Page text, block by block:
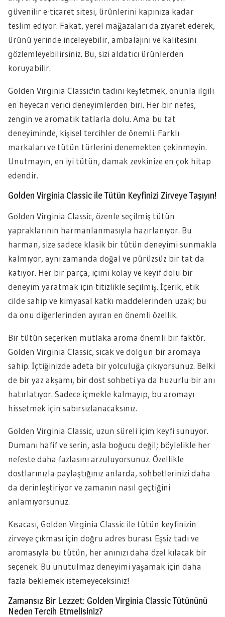
güvenilir e-ticaret sitesi, ürünlerini kapınıza kadar
teslim ediyor. Fakat, yerel mağazaları da ziyaret ederek,
ürünü yerinde inceleyebilir, ambalajını ve kalitesini
gözlemleyebilirsiniz. Bu, sizi aldatıcı ürünlerden
koruyabilir.
Golden Virginia Classic'in tadını keşfetmek, onunla ilgili
en heyecan verici deneyimlerden biri. Her bir nefes,
zengin ve aromatik tatlarla dolu. Ama bu tat
deneyiminde, kişisel tercihler de önemli. Farklı
markaları ve tütün türlerini denemekten çekinmeyin.
Unutmayın, en iyi tütün, damak zevkinize en çok hitap
edendir.
Golden Virginia Classic ile Tütün Keyfinizi Zirveye Taşıyın!
Golden Virginia Classic, özenle seçilmiş tütün
yapraklarının harmanlanmasıyla hazırlanıyor. Bu
harman, size sadece klasik bir tütün deneyimi sunmakla
kalmıyor, aynı zamanda doğal ve pürüzsüz bir tat da
katıyor. Her bir parça, içimi kolay ve keyif dolu bir
deneyim yaratmak için titizlikle seçilmiş. İçerik, etik
cilde sahip ve kimyasal katkı maddelerinden uzak; bu
da onu diğerlerinden ayıran en önemli özellik.
Bir tütün seçerken mutlaka aroma önemli bir faktör.
Golden Virginia Classic, sıcak ve dolgun bir aromaya
sahip. İçtiğinizde adeta bir yolculuğa çıkıyorsunuz. Belki
de bir yaz akşamı, bir dost sohbeti ya da huzurlu bir anı
hatırlatıyor. Sadece içmekle kalmayıp, bu aromayı
hissetmek için sabırsızlanacaksınız.
Golden Virginia Classic, uzun süreli içim keyfi sunuyor.
Dumanı hafif ve serin, asla boğucu değil; böylelikle her
nefeste daha fazlasını arzuluyorsunuz. Özellikle
dostlarınızla paylaştığınız anlarda, sohbetlerinizi daha
da derinleştiriyor ve zamanın nasıl geçtiğini
anlamıyorsunuz.
Kısacası, Golden Virginia Classic ile tütün keyfinizin
zirveye çıkması için doğru adres burası. Eşsiz tadı ve
aromasıyla bu tütün, her anınızı daha özel kılacak bir
seçenek. Bu unutulmaz deneyimi yaşamak için daha
fazla beklemek istemeyeceksiniz!
Zamansız Bir Lezzet: Golden Virginia Classic Tütününü
Neden Tercih Etmelisiniz?